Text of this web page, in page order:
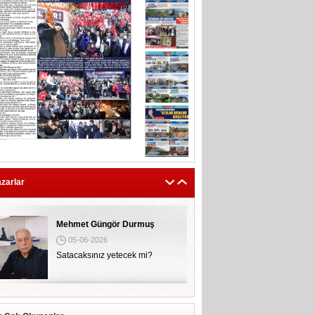
Mehmet Güngör Durmuş
05-06-2026
Satacaksınız yetecek mi?